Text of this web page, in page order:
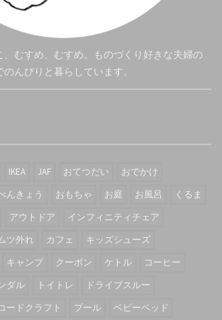
、むすめ、むすめ。ものづくり好きな夫婦の
んびりと暮らしています。
IKEA JAF おてつだい
おでかけ
んきょう おもちゃ お庭 お風呂
くるま
アウトドア
インフィニティチェア
ツ外れ カフェ
キッズシューズ
キャンプ クーポン ケトル
コーヒー
ダル トイトレ
ドライブスルー
ードクラフト プール ベビーベッド